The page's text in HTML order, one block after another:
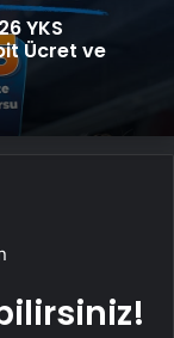
YKS
Ücret ve